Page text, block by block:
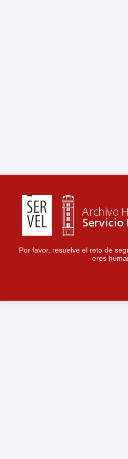
Por favor, resuelve el reto de
eres